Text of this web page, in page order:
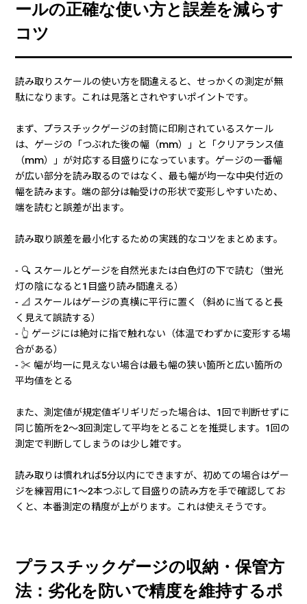
ールの正確な使い方と誤差を減らす
コツ
読み取りスケールの使い方を間違えると、せっかくの測定が無
駄になります。これは見落とされやすいポイントです。
まず、プラスチックゲージの封筒に印刷されているスケール
は、ゲージの「つぶれた後の幅（mm）」と「クリアランス値
（mm）」が対応する目盛りになっています。ゲージの一番幅
が広い部分を読み取るのではなく、最も幅が均一な中央付近の
幅を読みます。端の部分は軸受けの形状で変形しやすいため、
端を読むと誤差が出ます。
読み取り誤差を最小化するための実践的なコツをまとめます。
- 🔍 スケールとゲージを自然光または白色灯の下で読む（蛍光
灯の陰になると1目盛り読み間違える）
- 📐 スケールはゲージの真横に平行に置く（斜めに当てると長
く見えて誤読する）
- 👆 ゲージには絶対に指で触れない（体温でわずかに変形する場
合がある）
- ✂️ 幅が均一に見えない場合は最も幅の狭い箇所と広い箇所の
平均値をとる
また、測定値が規定値ギリギリだった場合は、1回で判断せずに
同じ箇所を2〜3回測定して平均をとることを推奨します。1回の
測定で判断してしまうのは少し雑です。
読み取りは慣れれば5分以内にできますが、初めての場合はゲー
ジを練習用に1〜2本つぶして目盛りの読み方を手で確認してお
くと、本番測定の精度が上がります。これは使えそうです。
プラスチックゲージの収納・保管方
法：劣化を防いで精度を維持するポ